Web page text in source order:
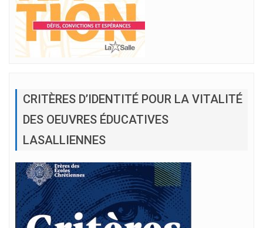
CRITÈRES D’IDENTITÉ POUR LA VITALITÉ
DES OEUVRES ÉDUCATIVES
LASALLIENNES